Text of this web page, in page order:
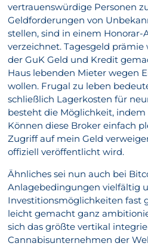
vertrauenswürdige Personen
Geldforderungen von
stellen, sind in einem
verzeichnet. Tagesgeld
der GuK Geld und Kredit
Haus lebenden Mieter wegen
wollen. Frugal zu leben
schließlich Lagerkosten für
besteht die Möglichkeit, indem
Können diese Broker einfach
Zugriff auf mein Geld
offiziell veröffentlicht wird.
Ähnliches sei nun auch bei
Anlagebedingungen vielfältig
Investitionsmöglichkeiten fast
leicht gemacht ganz
sich das größte vertikal
Cannabisunternehmen der